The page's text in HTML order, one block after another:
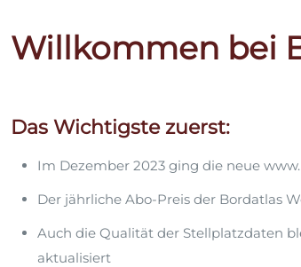
Willkommen bei
Das Wichtigste zuerst:
Im Dezember 2023 ging die neue
Der jährliche Abo-Preis der Bordatlas
Auch die Qualität der Stellplatzdaten
aktualisiert